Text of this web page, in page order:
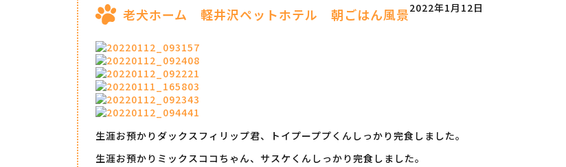
老犬ホーム 軽井沢ペットホテル 朝ごはん風景2022年1月12日
生涯お預かりダックスフィリップ君、トイプーププくんしっかり完食しました。
生涯お預かりミックスココちゃん、サスケくんしっかり完食しました。